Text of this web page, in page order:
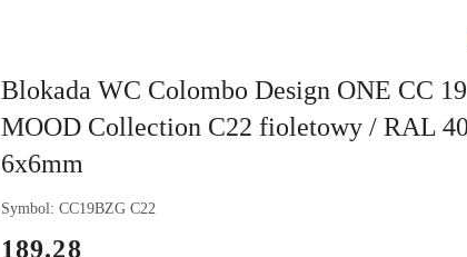
Blokada WC Colombo Design ONE CC
MOOD Collection C22 fioletowy / RAL
6x6mm
Symbol: CC19BZG C22
cena:
189.28